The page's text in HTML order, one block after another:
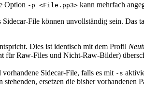
Option -p <File.pp3> kann mehrfach
File können unvollständig sein.
Dies ist identisch mit dem Profil
für Raw-Files und Nicht-Raw-Bilder)
Sidecar-File, falls es mit -s
ersetzen die bisher vorhandenen